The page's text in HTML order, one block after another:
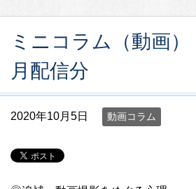
ミニコラム（動画
月配信分
2020年10月5日 動画コラム